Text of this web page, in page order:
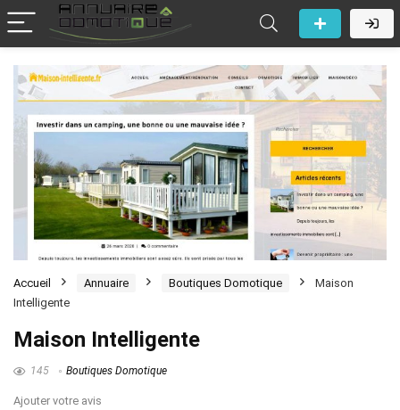
Accueil Annuaire Boutiques Domotique
Maison
Intelligente
Maison Intelligente
145 Boutiques Domotique
Ajouter votre avis